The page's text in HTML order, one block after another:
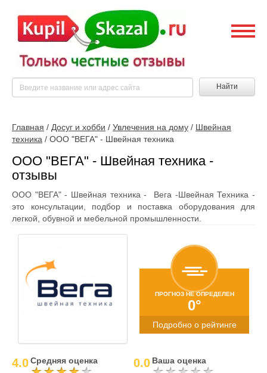
Найти
Главная / Досуг и хобби / Увлечения на дому / Швейная
техника / ООО "ВЕГА" - Швейная техника
ООО "ВЕГА" - Швейная техника -
отзывы
ООО "ВЕГА" - Швейная техника - Вега -Швейная Техника -
это консультации, подбор и поставка оборудования для
легкой, обувной и мебельной промышленности.
ПРОГНОЗ НЕ ОПРЕДЕЛЕН
0°
Подробно о рейтинге
4.0Средняя оценка 0.0 Ваша оценка